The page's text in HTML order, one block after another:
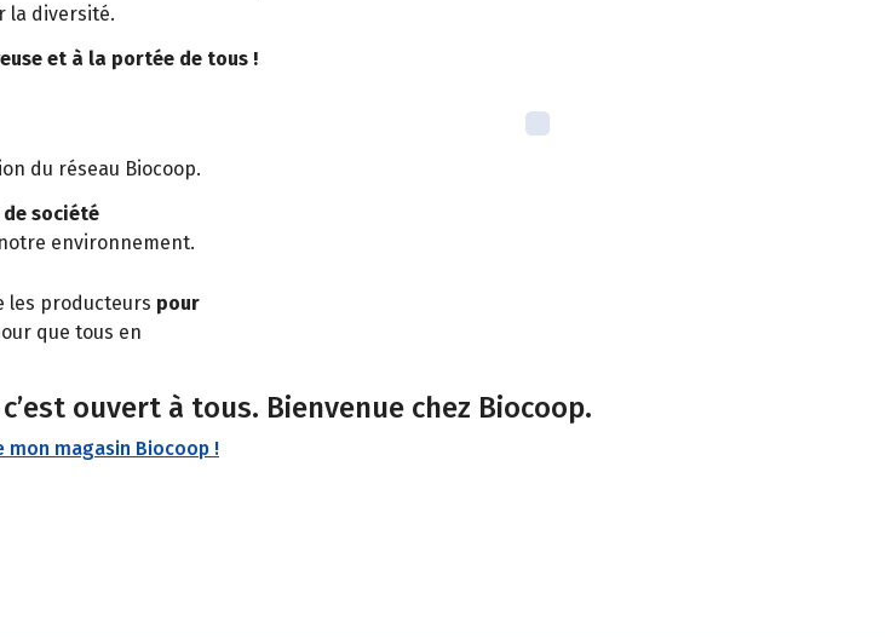
la diversité.
et à la portée de tous !
du réseau Biocoop.
société
environnement.
les producteurs pour
que tous en
ouvert à tous. Bienvenue chez Biocoop.
mon magasin Biocoop !